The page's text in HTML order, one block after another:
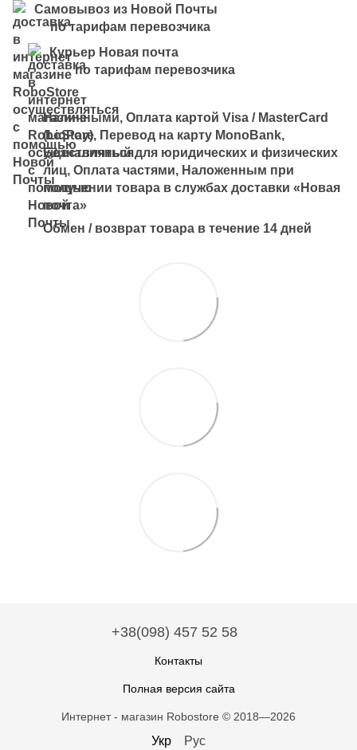
Самовывоз из Новой Почты
по тарифам перевозчика
Курьер Новая почта
по тарифам перевозчика
Наличными, Оплата картой Visa / MasterCard
(LiqPay), Перевод на карту MonoBank,
Безналичный для юридических и физических
лиц, Оплата частями, Наложенным при
получении товара в службах доставки «Новая
почта»
Обмен / возврат товара в течение 14 дней
+38(098) 457 52 58
Контакты
Полная версия сайта
Интернет - магазин Robostore © 2018—2026
Укр Рус